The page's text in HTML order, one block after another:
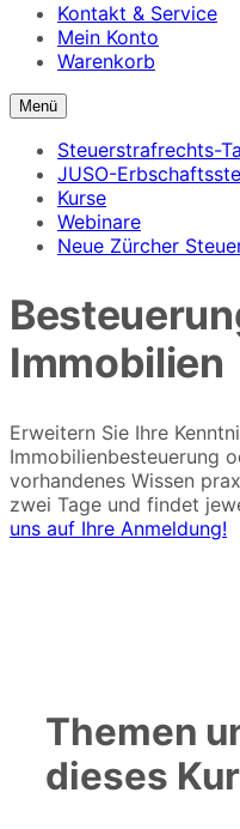
Kontakt & Service
Mein Konto
Warenkorb
Suchformular
Suchformular
Menü
Steuerstrafrechts-
JUSO-
Kurse
Webinare
Neue Zürcher
Immobilien
Erweitern Sie Ihre
Immobilienbesteuerung
vorhandenes Wissen
zwei Tage und findet
uns auf Ihre Anmeldung!
Themen
dieses